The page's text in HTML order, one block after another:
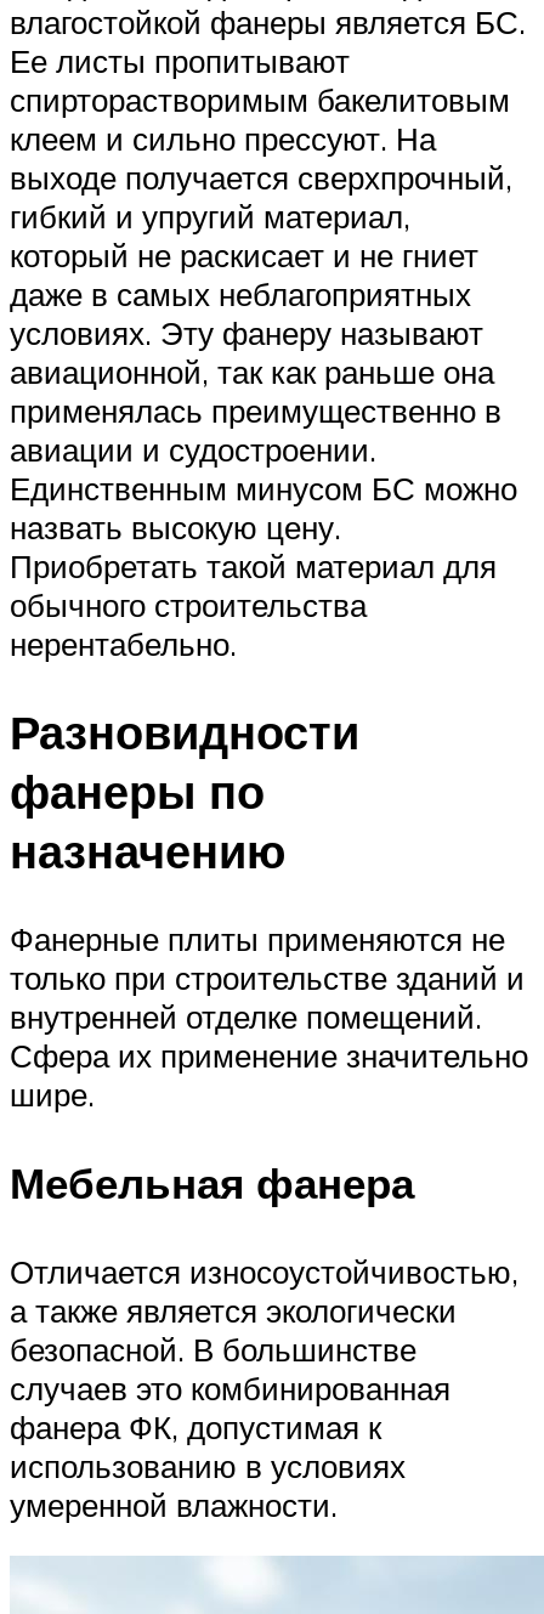
влагостойкой фанеры является БС.
Ее листы пропитывают
спирторастворимым бакелитовым
клеем и сильно прессуют. На
выходе получается сверхпрочный,
гибкий и упругий материал,
который не раскисает и не гниет
даже в самых неблагоприятных
условиях. Эту фанеру называют
авиационной, так как раньше она
применялась преимущественно в
авиации и судостроении.
Единственным минусом БС можно
назвать высокую цену.
Приобретать такой материал для
обычного строительства
нерентабельно.
Разновидности
фанеры по
назначению
Фанерные плиты применяются не
только при строительстве зданий и
внутренней отделке помещений.
Сфера их применение значительно
шире.
Мебельная фанера
Отличается износоустойчивостью,
а также является экологически
безопасной. В большинстве
случаев это комбинированная
фанера ФК, допустимая к
использованию в условиях
умеренной влажности.